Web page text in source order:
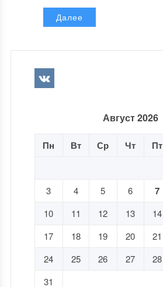
Далее
Август 2026
Пн Вт Ср Чт Пт
3
4 5 6 7
10
11 12 13 14
17
18 19 20 21
24
25 26 27 28
31